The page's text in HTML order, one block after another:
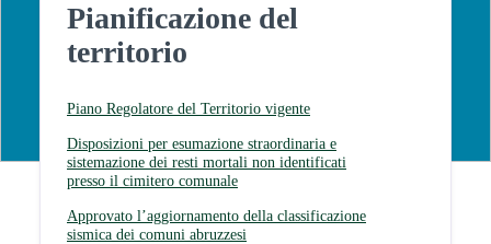
Pianificazione del
territorio
Piano Regolatore del Territorio vigente
Disposizioni per esumazione straordinaria e
sistemazione dei resti mortali non identificati
presso il cimitero comunale
Approvato l’aggiornamento della classificazione
sismica dei comuni abruzzesi